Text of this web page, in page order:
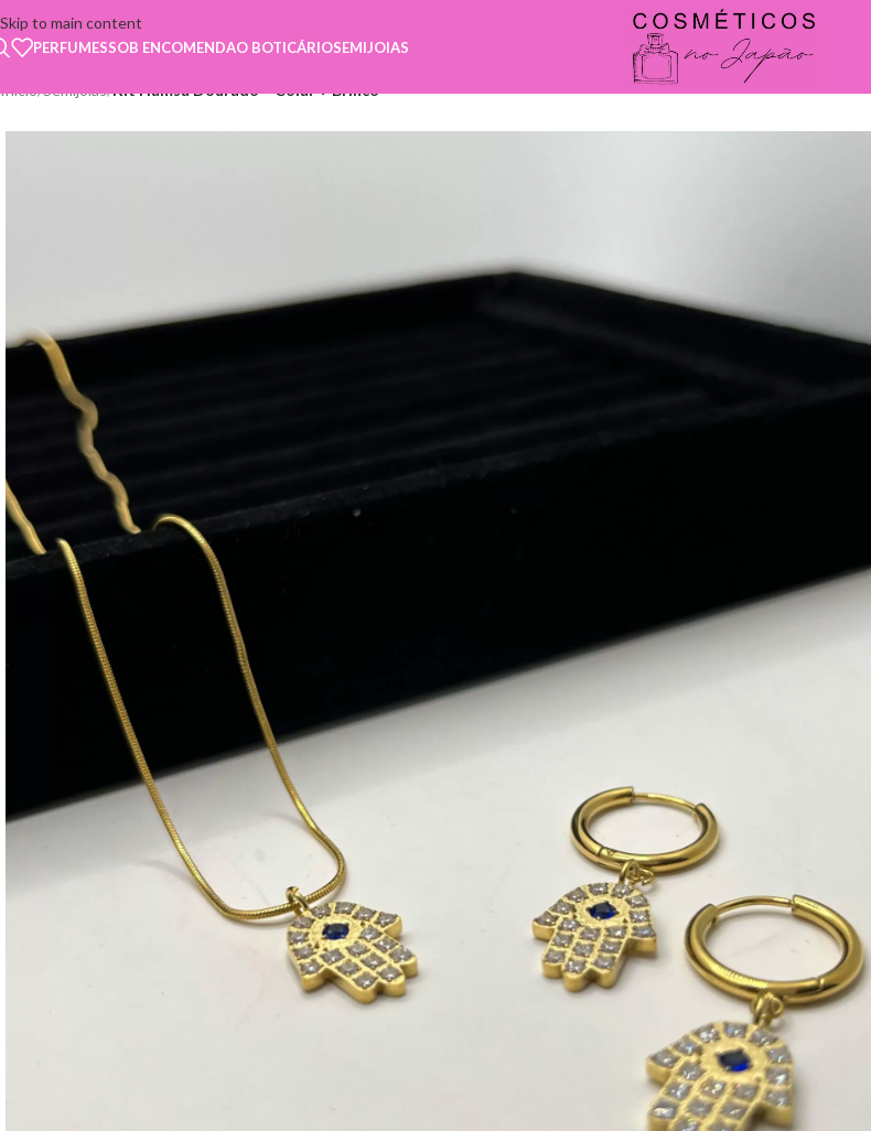
Skip to main content
PERFUMESSOB ENCOMENDAO BOTICÁRIOSEMIJOIAS
Início/Semijoias/Kit Hamsá Dourado – Colar + Brinco